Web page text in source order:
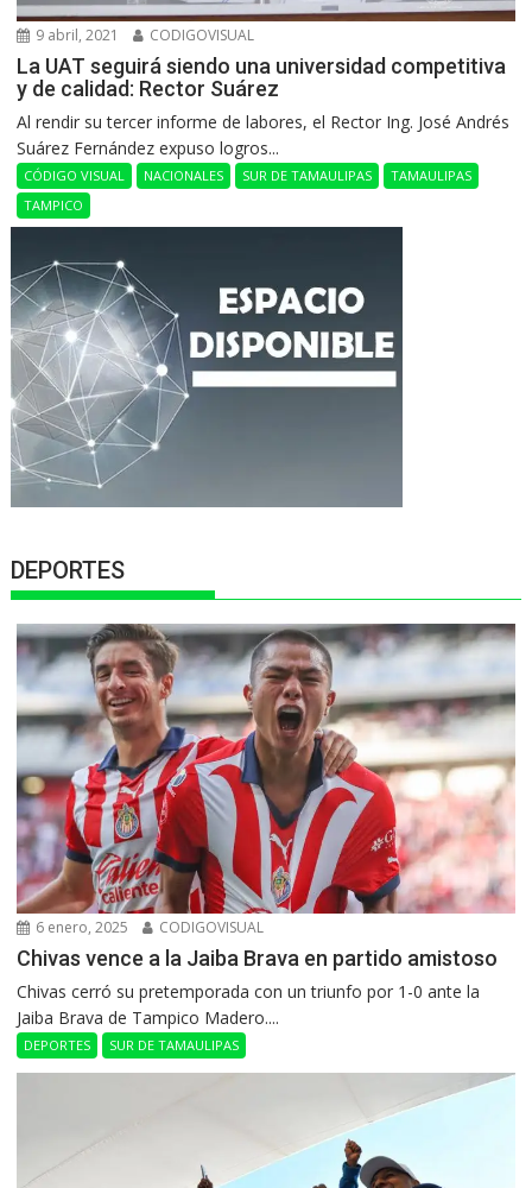
9 abril, 2021 CODIGOVISUAL
La UAT seguirá siendo una universidad competitiva
y de calidad: Rector Suárez
Al rendir su tercer informe de labores, el Rector Ing. José Andrés
Suárez Fernández expuso logros...
CÓDIGO VISUAL NACIONALES SUR DE TAMAULIPAS
TAMAULIPAS
TAMPICO
DEPORTES
6 enero, 2025 CODIGOVISUAL
Chivas vence a la Jaiba Brava en partido amistoso
Chivas cerró su pretemporada con un triunfo por 1-0 ante la
Jaiba Brava de Tampico Madero....
DEPORTES SUR DE TAMAULIPAS